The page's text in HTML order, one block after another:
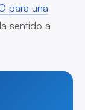
para una
sentido a